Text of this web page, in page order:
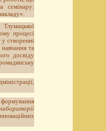
семінару:
процесі
у створенні
та
досвіду